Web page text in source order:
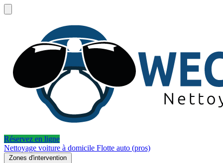
Réservez en ligne
Nettoyage voiture à domicile Flotte auto (pros)
Zones d'intervention